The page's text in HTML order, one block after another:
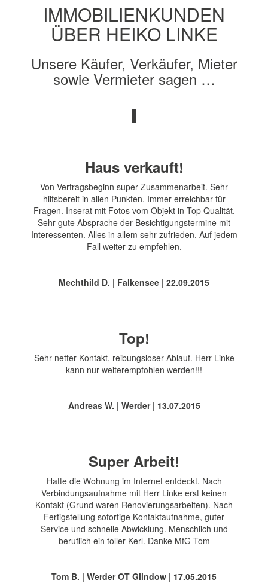
IMMOBILIENKUNDEN
ÜBER HEIKO LINKE
Unsere Käufer, Verkäufer, Mieter
sowie Vermieter sagen …
Haus verkauft!
Von Vertragsbeginn super Zusammenarbeit. Sehr
hilfsbereit in allen Punkten. Immer erreichbar für
Fragen. Inserat mit Fotos vom Objekt in Top Qualität.
Sehr gute Absprache der Besichtigungstermine mit
Interessenten. Alles in allem sehr zufrieden. Auf jedem
Fall weiter zu empfehlen.
Mechthild D. | Falkensee | 22.09.2015
Top!
Sehr netter Kontakt, reibungsloser Ablauf. Herr Linke
kann nur weiterempfohlen werden!!!
Andreas W. | Werder | 13.07.2015
Super Arbeit!
Hatte die Wohnung im Internet entdeckt. Nach
Verbindungsaufnahme mit Herr Linke erst keinen
Kontakt (Grund waren Renovierungsarbeiten). Nach
Fertigstellung sofortige Kontaktaufnahme, guter
Service und schnelle Abwicklung. Menschlich und
beruflich ein toller Kerl. Danke MfG Tom
Tom B. | Werder OT Glindow | 17.05.2015